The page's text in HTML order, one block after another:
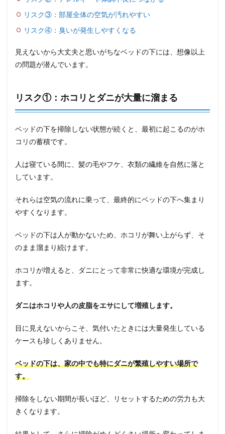
リスク③：部屋全体の空気が汚れやすい
リスク④：臭いが発生しやすくなる
見えないから大丈夫と思いがちなベッドの下には、想像以上
の問題が潜んでいます。
リスク①：ホコリとダニが大量に溜まる
ベッドの下を掃除しない状態が続くと、最初に起こるのがホ
コリの蓄積です。
人は寝ている間に、髪の毛やフケ、衣類の繊維を自然に落と
しています。
それらは空気の流れに乗って、最終的にベッドの下へ集まり
やすくなります。
ベッドの下は人が動かないため、ホコリが舞い上がらず、そ
のまま溜まり続けます。
ホコリが増えると、ダニにとって非常に快適な環境が完成し
ます。
ダニはホコリや人の皮脂をエサにして増殖します。
目に見えないからこそ、気付いたときには大量発生している
ケースも珍しくありません。
ベッドの下は、家の中でも特にダニが繁殖しやすい場所で
す。
掃除をしない期間が長いほど、リセットするための労力も大
きくなります。